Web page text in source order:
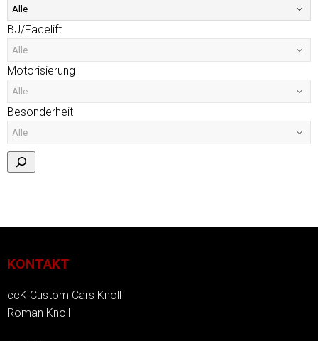
BJ/Facelift
Motorisierung
Besonderheit
KONTAKT
ccK Custom Cars Knoll
Roman Knoll